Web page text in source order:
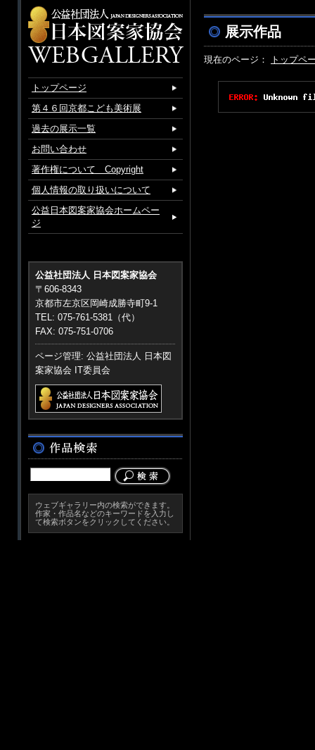
現在のページ： トップペ
展示作品
トップページ
第４６回京都こども美術展
過去の展示一覧
お問い合わせ
著作権について Copyright
個人情報の取り扱いについて
公益日本図案家協会ホームペー
ジ
公益社団法人 日本図案家協会
〒606-8343
京都市左京区岡崎成勝寺町9-1
TEL: 075-761-5381（代）
FAX: 075-751-0706
ページ管理: 公益社団法人 日本図
案家協会 IT委員会
ウェブギャラリー内の検索ができます。
作家・作品名などのキーワードを入力し
て検索ボタンをクリックしてください。